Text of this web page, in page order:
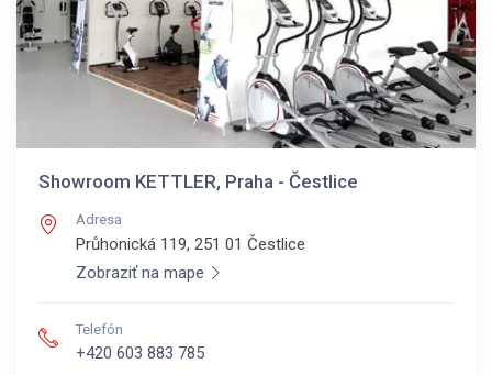
Showroom KETTLER, Praha - Čestlice
Adresa
Průhonická 119, 251 01 Čestlice
Zobraziť na mape
Telefón
+420 603 883 785